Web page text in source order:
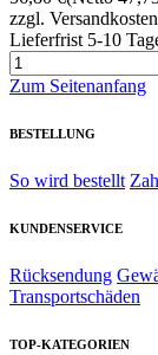
zzgl. Versandkosten
Lieferfrist 5-10
Zum Seitenanfang
BESTELLUNG
So wird bestellt
KUNDENSERVICE
Rücksendung
Transportschäden
TOP-KATEGORIEN